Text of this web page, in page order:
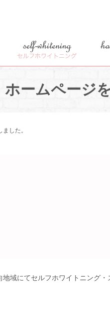
self-whitening
ホームページ
した。
地域にてセルフホワイトニング・